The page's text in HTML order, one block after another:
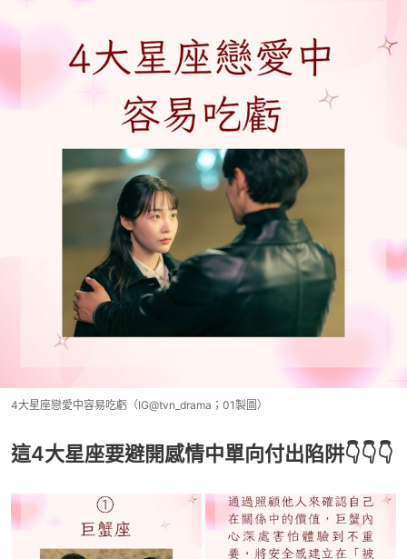
4大星座戀愛中容易吃虧（IG@tvn_drama；01製圖）
這4大星座要避開感情中單向付出陷阱👇👇👇